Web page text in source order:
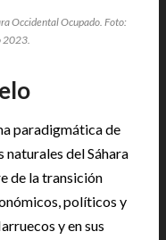
Occidental Ocupado. Foto:
2023.
paradigmática de
del Sáhara
de la transición
políticos y
y en sus